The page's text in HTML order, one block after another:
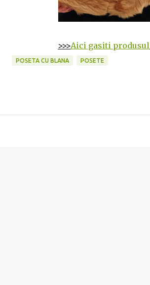
>>>Aici gasiti produsul
POSETA CU BLANA POSETE